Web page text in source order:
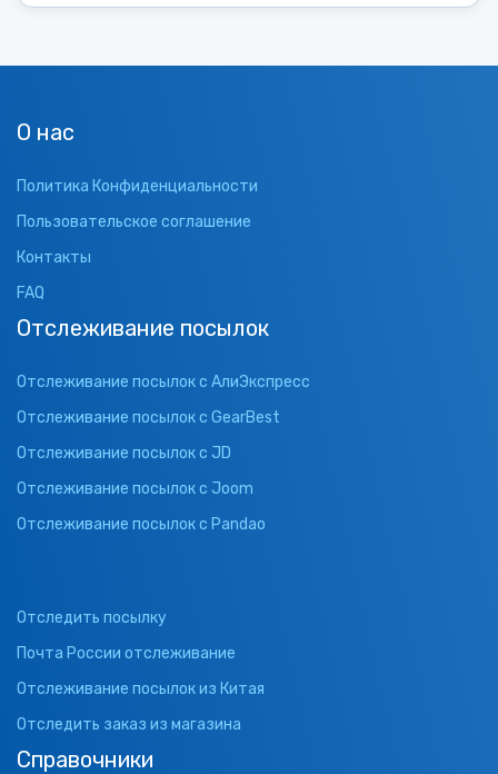
О нас
Политика Конфиденциальности
Пользовательское соглашение
Контакты
FAQ
Отслеживание посылок
Отслеживание посылок с АлиЭкспресс
Отслеживание посылок с GearBest
Отслеживание посылок с JD
Отслеживание посылок с Joom
Отслеживание посылок с Pandao
Отследить посылку
Почта России отслеживание
Отслеживание посылок из Китая
Отследить заказ из магазина
Справочники